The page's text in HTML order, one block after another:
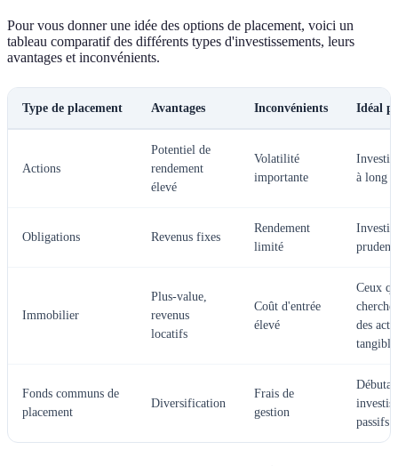
Pour vous donner une idée des options de placement, voici un
tableau comparatif des différents types d'investissements, leurs
avantages et inconvénients.
Type de placement Avantages Inconvénients Idéal
Actions
Potentiel de
rendement
élevé
Volatilité
importante
à long
Obligations Revenus fixes
Rendement
limité
prudents
Immobilier
Plus-value,
revenus
locatifs
Coût d'entrée
élevé
Ceux
des
Fonds communs de
placement
Diversification
Frais de
gestion
passifs